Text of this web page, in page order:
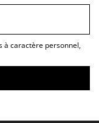
à caractère personnel,